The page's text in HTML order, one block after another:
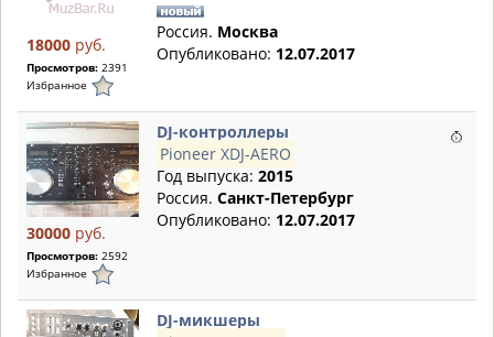
18000 руб.
Просмотров: 2391
Избранное
Россия. Москва
Опубликовано: 12.07.2017
30000 руб.
Просмотров: 2592
Избранное
DJ-контроллеры
Pioneer XDJ-AERO
Год выпуска: 2015
Россия. Санкт-Петербург
Опубликовано: 12.07.2017
DJ-микшеры